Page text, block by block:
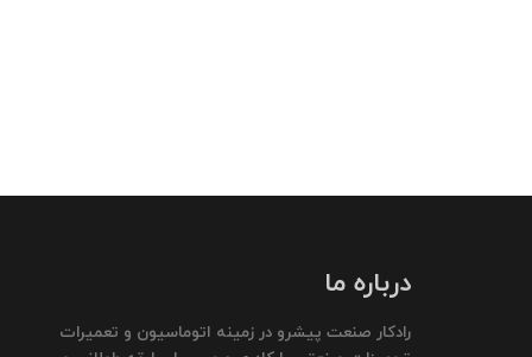
درباره ما
رادکار صنعت پیشرو در زمینه اتوماسیون و تعمیرات